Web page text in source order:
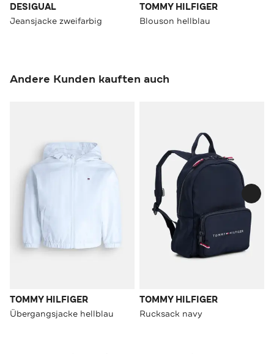
DESIGUAL
Jeansjacke zweifarbig
TOMMY HILFIGER
Blouson hellblau
Andere Kunden kauften auch
TOMMY HILFIGER
Übergangsjacke hellblau
TOMMY HILFIGER
Rucksack navy